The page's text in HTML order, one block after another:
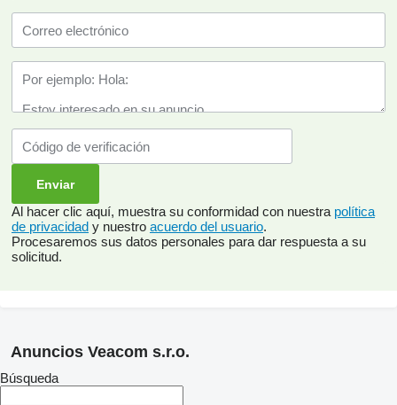
Al hacer clic aquí, muestra su conformidad con nuestra política
de privacidad y nuestro acuerdo del usuario.
Procesaremos sus datos personales para dar respuesta a su
solicitud.
Anuncios Veacom s.r.o.
Búsqueda